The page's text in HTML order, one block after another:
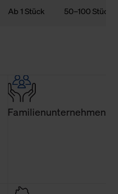
Ab 1 Stück 50–100 Stück
Familienunternehmen